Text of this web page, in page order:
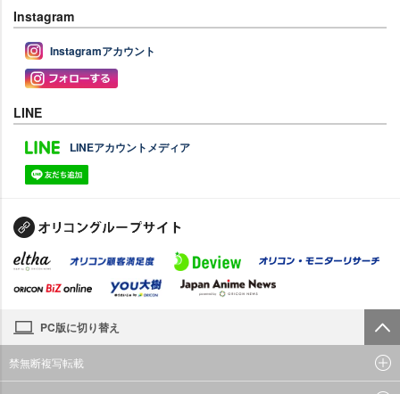
Instagram
Instagramアカウント
LINE
LINEアカウントメディア
PC版に切り替え
禁無断複写転載